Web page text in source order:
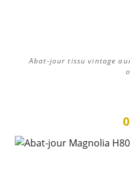
Abat-jour tissu vintage